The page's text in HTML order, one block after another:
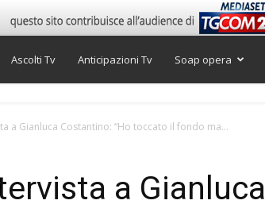
Ascolti Tv Anticipazioni Tv Soap opera
a Gianluca Costantino: “Ho toccato il fondo ma...
a Gianluca